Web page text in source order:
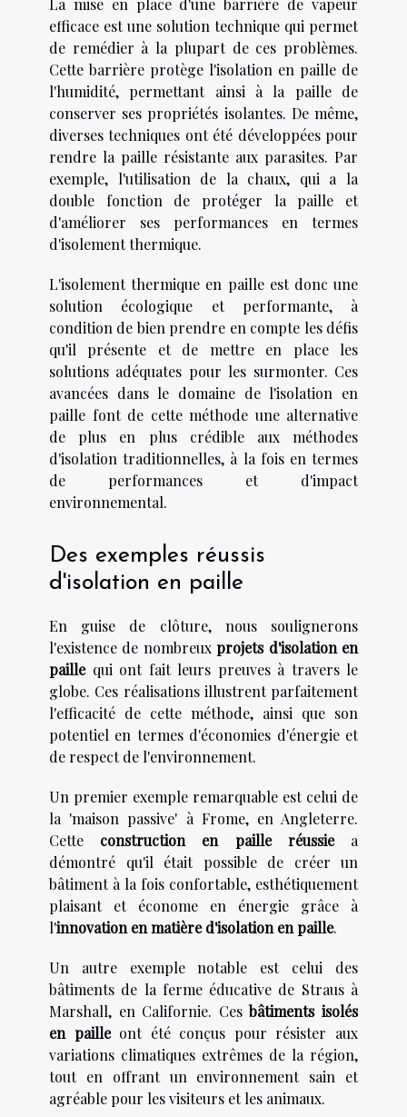
La mise en place d'une barrière de vapeur
efficace est une solution technique qui permet
de remédier à la plupart de ces problèmes.
Cette barrière protège l'isolation en paille de
l'humidité, permettant ainsi à la paille de
conserver ses propriétés isolantes. De même,
diverses techniques ont été développées pour
rendre la paille résistante aux parasites. Par
exemple, l'utilisation de la chaux, qui a la
double fonction de protéger la paille et
d'améliorer ses performances en termes
d'isolement thermique.
L'isolement thermique en paille est donc une
solution écologique et performante, à
condition de bien prendre en compte les défis
qu'il présente et de mettre en place les
solutions adéquates pour les surmonter. Ces
avancées dans le domaine de l'isolation en
paille font de cette méthode une alternative
de plus en plus crédible aux méthodes
d'isolation traditionnelles, à la fois en termes
de performances et d'impact
environnemental.
Des exemples réussis
d'isolation en paille
En guise de clôture, nous soulignerons
l'existence de nombreuxprojets d'isolation en
paillequi ont fait leurs preuves à travers le
globe. Ces réalisations illustrent parfaitement
l'efficacité de cette méthode, ainsi que son
potentiel en termes d'économies d'énergie et
de respect de l'environnement.
Un premier exemple remarquable est celui de
la 'maison passive' à Frome, en Angleterre.
Cette construction en paille réussiea
démontré qu'il était possible de créer un
bâtiment à la fois confortable, esthétiquement
plaisant et économe en énergie grâce à
l'innovation en matière d'isolation en paille.
Un autre exemple notable est celui des
bâtiments de la ferme éducative de Straus à
Marshall, en Californie. Cesbâtiments isolés
en pailleont été conçus pour résister aux
variations climatiques extrêmes de la région,
tout en offrant un environnement sain et
agréable pour les visiteurs et les animaux.